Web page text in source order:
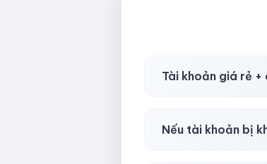
Tài khoản giá rẻ
Nếu tài khoản bị